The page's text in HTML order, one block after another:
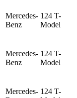
Mercedes-
Benz
124 T-
Model
Mercedes-
Benz
124 T-
Model
Mercedes- 124 T-